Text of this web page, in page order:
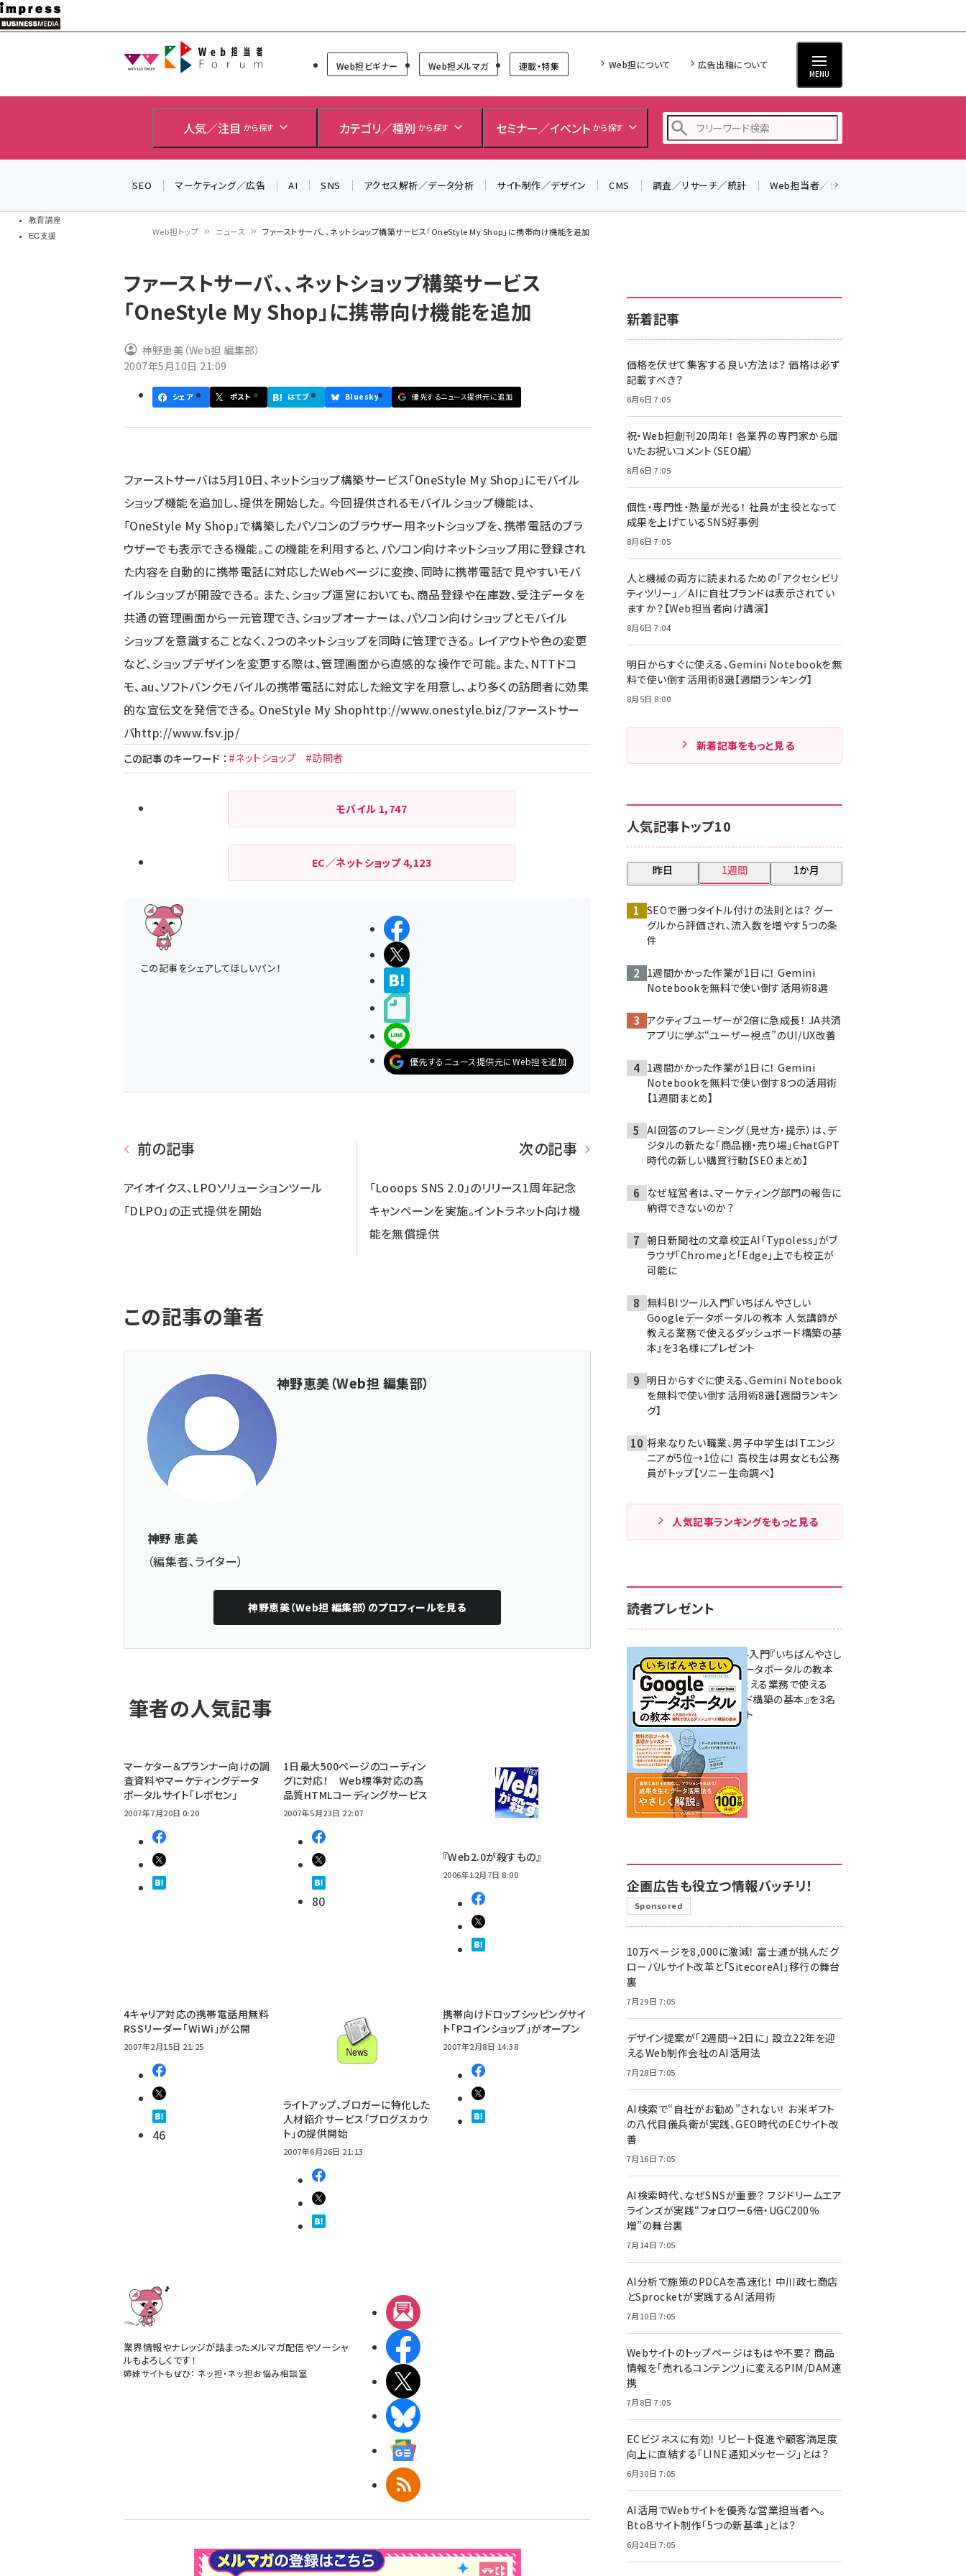
メ
イ
教育講座
EC支援
Web担当者Forum
Web担ビギナー Web担メルマガ 連載・特集 Web担について 広告出稿について
MENU
人気／注目 から探す カテゴリ／種別 から探す セミナー／イベント から探す
z世代 (1622)
meo (1275)
SEO マーケティング／広告 AI SNS アクセス解析／データ分析 サイト制作／デザイン CMS 調査／リサーチ／統計 Web担当者／仕事
ン
く
ず
Web担トップ ニュース ファーストサーバ、、ネットショップ構築サービス「OneStyle My Shop」に携帯向け機能を追加
ファーストサーバ、、ネットショップ構築サービス
「OneStyle My Shop」に携帯向け機能を追加
神野恵美（Web担 編集部）
2007年5月10日 21:09
シェア ポスト はてブ Bluesky 優先するニュース提供元に追加
ファーストサーバは5月10日、ネットショップ構築サービス「OneStyle My Shop」にモバイル
ショップ機能を追加し、提供を開始した。 今回提供されるモバイルショップ機能は、
「OneStyle My Shop」で構築したパソコンのブラウザー用ネットショップを、携帯電話のブラ
ウザーでも表示できる機能。この機能を利用すると、パソコン向けネットショップ用に登録され
た内容を自動的に携帯電話に対応したWebページに変換、同時に携帯電話で見やすいモバ
イルショップが開設できる。 また、ショップ運営においても、商品登録や在庫数、受注データを
共通の管理画面から一元管理でき、ショップオーナーは、パソコン向けショップとモバイル
ショップを意識することなく、2つのネットショップを同時に管理できる。 レイアウトや色の変更
など、ショップデザインを変更する際は、管理画面から直感的な操作で可能。また、NTTドコ
モ、au、ソフトバンクモバイルの携帯電話に対応した絵文字を用意し、より多くの訪問者に効果
的な宣伝文を発信できる。 OneStyle My Shophttp://www.onestyle.biz/ファーストサー
バhttp://www.fsv.jp/
この記事のキーワード ： #ネットショップ #訪問者
モバイル 1,747
EC／ネットショップ4,123
この記事をシェアしてほしいパン！
シェアする
ポストする
LINEで送る
優先するニュース提供元にWeb担を追加
前の記事
アイオイクス、LPOソリューションツール
「DLPO」の正式提供を開始
次の記事
「Looops SNS 2.0」のリリース1周年記念
キャンペーンを実施。イントラネット向け機
能を無償提供
この記事の筆者
神野恵美（Web担 編集部）
神野 恵美
（編集者、ライター）
神野恵美（Web担 編集部） のプロフィールを見る
筆者の人気記事
マーケター＆プランナー向けの調
査資料やマーケティングデータ
ポータルサイト「レポセン」
2007年7月20日 0:20
1日最大500ページのコーディン
グに対応！ Web標準対応の高
品質HTMLコーディングサービス
2007年5月23日 22:07
80
『Web2.0が殺すもの』
2006年12月7日 8:00
4キャリア対応の携帯電話用無料
RSSリーダー「WiWi」が公開
2007年2月15日 21:25
46
ライトアップ、ブロガーに特化した
人材紹介サービス「ブログスカウ
ト」の提供開始
2007年6月26日 21:13
携帯向けドロップシッピングサイ
ト「Pコインショップ」がオープン
2007年2月8日 14:38
業界情報やナレッジが詰まったメルマガ配信やソーシャ
ルもよろしくです！
姉妹サイトもぜひ： ネッ担・ネッ担お悩み相談室
RSS
新着記事
価格を伏せて集客する良い方法は？ 価格は必ず
記載すべき？
8月6日 7:05
祝・Web担創刊20周年！ 各業界の専門家から届
いたお祝いコメント（SEO編）
8月6日 7:05
個性・専門性・熱量が光る！ 社員が主役となって
成果を上げているSNS好事例
8月6日 7:05
人と機械の両方に読まれるための「アクセシビリ
ティツリー」／AIに自社ブランドは表示されてい
ますか？【Web担当者向け講演】
8月6日 7:04
明日からすぐに使える、Gemini Notebookを無
料で使い倒す活用術8選【週間ランキング】
8月5日 8:00
新着記事をもっと見る
人気記事トップ10
昨日 1週間 1か月
SEOで勝つタイトル付けの法則とは？ グー
グルから評価され、流入数を増やす5つの条
件
1週間かかった作業が1日に！ Gemini
Notebookを無料で使い倒す活用術8選
アクティブユーザーが2倍に急成長！ JA共済
アプリに学ぶ“ユーザー視点”のUI/UX改善
1週間かかった作業が1日に！ Gemini
Notebookを無料で使い倒す8つの活用術
【1週間まとめ】
AI回答のフレーミング（見せ方・提示）は、デ
ジタルの新たな「商品棚・売り場」――ChatGPT
時代の新しい購買行動【SEOまとめ】
なぜ経営者は、マーケティング部門の報告に
納得できないのか？
朝日新聞社の文章校正AI「Typoless」がブ
ラウザ「Chrome」と「Edge」上でも校正が
可能に
無料BIツール入門『いちばんやさしい
Googleデータポータルの教本 人気講師が
教える業務で使えるダッシュボード構築の基
本』を3名様にプレゼント
明日からすぐに使える、Gemini Notebook
を無料で使い倒す活用術8選【週間ランキン
グ】
将来なりたい職業、男子中学生はITエンジ
ニアが5位→1位に！ 高校生は男女とも公務
員がトップ【ソニー生命調べ】
人気記事ランキングをもっと見る
読者プレゼント
無料BIツール入門『いちばんやさし
いGoogleデータポータルの教本
人気講師が教える業務で使える
ダッシュボード構築の基本』を3名
様にプレゼント
7月31日 10:00
企画広告も役立つ情報バッチリ！
Sponsored
10万ページを8,000に激減！ 富士通が挑んだグ
ローバルサイト改革と「SitecoreAI」移行の舞台
裏
7月29日 7:05
デザイン提案が「2週間→2日に」 設立22年を迎
えるWeb制作会社のAI活用法
7月28日 7:05
AI検索で“自社がお勧め”されない！ お米ギフト
の八代目儀兵衛が実践、GEO時代のECサイト改
善
7月16日 7:05
AI検索時代、なぜSNSが重要？ フジドリームエア
ラインズが実践“フォロワー6倍・UGC200％
増”の舞台裏
7月14日 7:05
AI分析で施策のPDCAを高速化！ 中川政七商店
とSprocketが実践するAI活用術
7月10日 7:05
Webサイトのトップページはもはや不要？ 商品
情報を「売れるコンテンツ」に変えるPIM/DAM連
携
7月8日 7:05
ECビジネスに有効！ リピート促進や顧客満足度
向上に直結する「LINE通知メッセージ」とは？
6月30日 7:05
AI活用でWebサイトを優秀な営業担当者へ。
BtoBサイト制作「5つの新基準」とは？
6月24日 7:05